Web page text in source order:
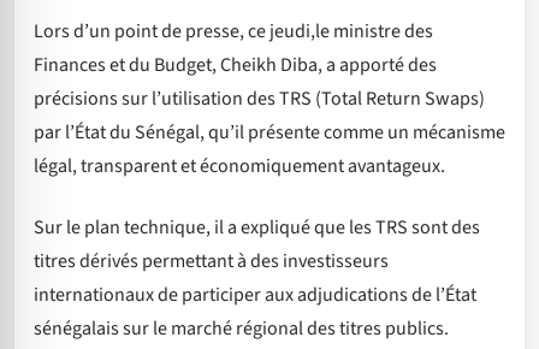
Lors d’un point de presse, ce jeudi,le ministre des
Finances et du Budget, Cheikh Diba, a apporté des
précisions sur l’utilisation des TRS (Total Return Swaps)
par l’État du Sénégal, qu’il présente comme un mécanisme
légal, transparent et économiquement avantageux.
Sur le plan technique, il a expliqué que les TRS sont des
titres dérivés permettant à des investisseurs
internationaux de participer aux adjudications de l’État
sénégalais sur le marché régional des titres publics.